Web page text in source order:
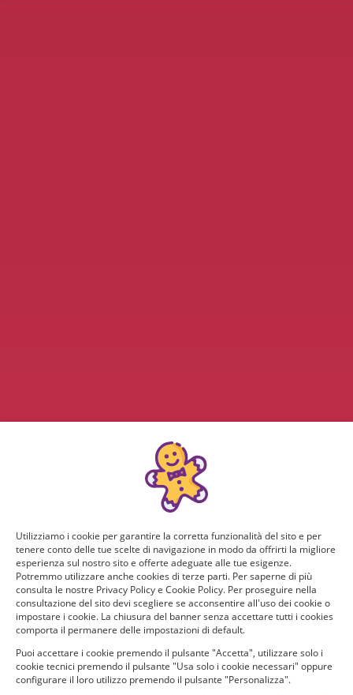
© provaprodottigratis.it 2023 | All Rights Reserved.
Utilizziamo i cookie per garantire la corretta funzionalità del sito e per
tenere conto delle tue scelte di navigazione in modo da offrirti la migliore
esperienza sul nostro sito e offerte adeguate alle tue esigenze.
Potremmo utilizzare anche cookies di terze parti. Per saperne di più
consulta le nostre Privacy Policy e Cookie Policy. Per proseguire nella
consultazione del sito devi scegliere se acconsentire all'uso dei cookie o
impostare i cookie. La chiusura del banner senza accettare tutti i cookies
comporta il permanere delle impostazioni di default.
Puoi accettare i cookie premendo il pulsante "Accetta", utilizzare solo i
cookie tecnici premendo il pulsante "Usa solo i cookie necessari" oppure
configurare il loro utilizzo premendo il pulsante "Personalizza".